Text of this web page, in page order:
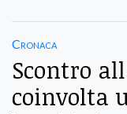
Cronaca
Scontro
coinvolta